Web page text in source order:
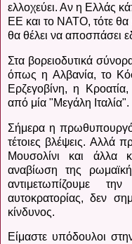
ελλοχεύει. Αν η Ελλάς
ΕΕ και το ΝΑΤΟ, τότε θα
θα θέλει να αποσπάσει
Στα βορειοδυτικά
όπως η Αλβανία, το
Ερζεγοβίνη, η
από μία "Μεγάλη Ιταλία".
Σήμερα η
τέτοιες βλέψεις. Αλλά
Μουσολίνι και άλλα
αναβίωση της
αντιμετωπίζουμε
αυτοκρατορίας, δεν
κίνδυνος.
Είμαστε υπόδουλοι